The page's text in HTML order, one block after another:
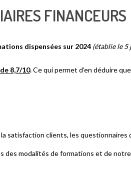
FINANCEURS
dispensées sur 2024 (établie le 5
8,7/10.Ce qui permet d’en déduire
satisfaction clients, les questionnaires
des modalités de formations et de